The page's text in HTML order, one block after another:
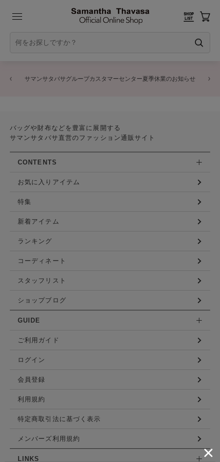
サマンサタバサグループカスタマーセンター夏季休業のお知らせ
バッグや財布などを豊富に展開する
サマンサタバサ直営のファッション通販サイト
CONTENTS
お気に入りアイテム
特集
新着アイテム
ランキング
コーディネート
スタッフリスト
ショップブログ
GUIDE
ご利用ガイド
ログイン
会員登録
利用規約
特定商取引法に基づく表示
メンバーズ利用規約
LINKS